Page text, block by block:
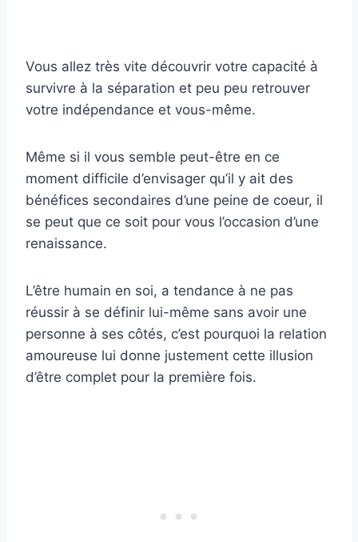
Vous allez très vite découvrir votre capacité à
survivre à la séparation et peu peu retrouver
votre indépendance et vous-même.
Même si il vous semble peut-être en ce
moment difficile d’envisager qu’il y ait des
bénéfices secondaires d’une peine de coeur, il
se peut que ce soit pour vous l’occasion d’une
renaissance.
L’être humain en soi, a tendance à ne pas
réussir à se définir lui-même sans avoir une
personne à ses côtés, c’est pourquoi la relation
amoureuse lui donne justement cette illusion
d’être complet pour la première fois.